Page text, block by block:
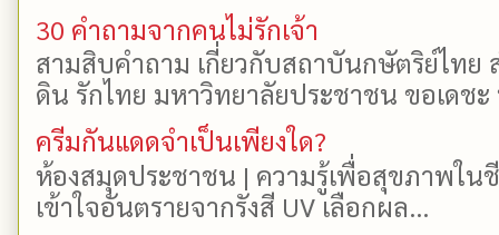
30 คำถามจากคนไม่รักเจ้า
สามสิบคำถาม เกี่ยวกับสถาบันกษัตริย์ไทย
ดิน รักไทย มหาวิทยาลัยประชาชน ขอเดช
ครีมกันแดดจำเป็นเพียงใด?
ห้องสมุดประชาชน | ความรู้เพื่อสุขภาพใน
เข้าใจอันตรายจากรังสี UV เลือกผล...